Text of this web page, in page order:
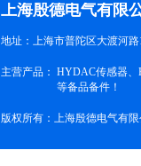
上海殷德电气有限
地址：上海市普陀区大渡河路
主营产品： HYDAC传感器、
等备品备件！
版权所有：上海殷德电气有